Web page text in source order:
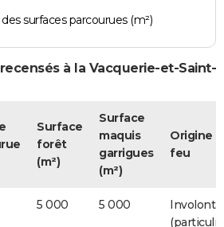
surfaces parcourues (m²)
à la Vacquerie-et-Saint-
Surface
forêt
(m²)
Surface
maquis
garrigues
(m²)
Origine
feu
5 000 5 000